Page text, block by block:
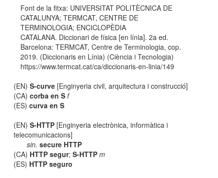
Font de la fitxa: UNIVERSITAT POLITÈCNICA DE
CATALUNYA; TERMCAT, CENTRE DE
TERMINOLOGIA; ENCICLOPÈDIA
CATALANA. Diccionari de física [en línia]. 2a ed.
Barcelona: TERMCAT, Centre de Terminologia, cop.
2019. (Diccionaris en Línia) (Ciència i Tecnologia)
https://www.termcat.cat/ca/diccionaris-en-linia/149
(EN)S-curve [Enginyeria civil, arquitectura i construcció]
(CA)corba en S f
(ES)curva en S
(EN)S-HTTP [Enginyeria electrònica, informàtica i
telecomunicacions]
sin. secure HTTP
(CA) HTTP segur;S-HTTP m
(ES) HTTP seguro